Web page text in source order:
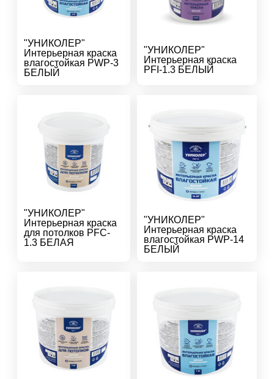
"УНИКОЛЕР"
Интерьерная краска
влагостойкая PWP-3
БЕЛЫЙ
"УНИКОЛЕР"
Интерьерная краска
PFI-1.3 БЕЛЫЙ
"УНИКОЛЕР"
Интерьерная краска
для потолков PFC-
1.3 БЕЛАЯ
"УНИКОЛЕР"
Интерьерная краска
влагостойкая PWP-14
БЕЛЫЙ